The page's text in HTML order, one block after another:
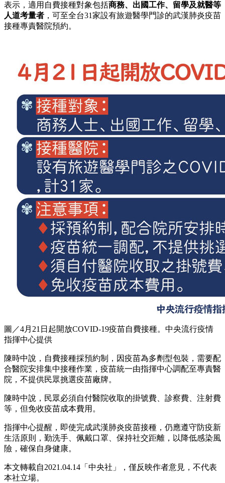
表示，適用自費接種對象包括商務、出國工作、留學及就醫等
人道考量者 ，可至全台31家設有旅遊醫學門診的武漢肺炎疫苗
接種專責醫院預約。
圖／4月21日起開放COVID-19疫苗自費接種。中央流行疫情
指揮中心提供
陳時中說，自費接種採預約制，因疫苗為多劑型包裝，需要配
合醫院安排集中接種作業，疫苗統一由指揮中心調配至專責醫
院，不提供民眾挑選疫苗廠牌。
陳時中說，民眾必須自付醫院收取的掛號費、診察費、注射費
等，但免收疫苗成本費用。
指揮中心提醒，即使完成武漢肺炎疫苗接種，仍應遵守防疫新
生活原則，勤洗手、佩戴口罩、保持社交距離，以降低感染風
險，確保自身健康。
本文轉載自2021.04.14 「中央社 」
，僅反映作者意見，不代表
本社立場。